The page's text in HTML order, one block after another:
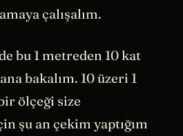
çalışalım.
bu 1 metreden 10 kat
bakalım. 10 üzeri 1
ölçeği size
şu an çekim yaptığım